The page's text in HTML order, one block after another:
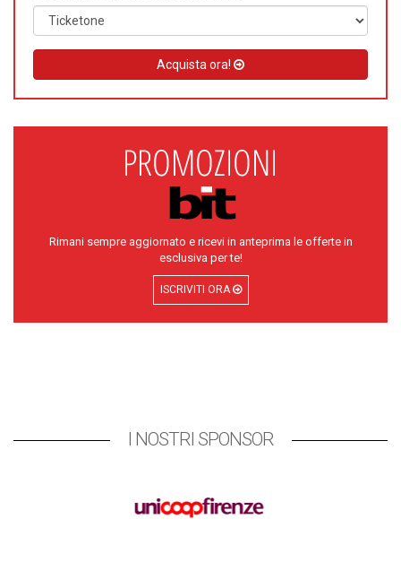
Acquista ora!
Rimani sempre aggiornato e ricevi in anteprima le offerte in
esclusiva per te!
ISCRIVITI ORA
I NOSTRI SPONSOR